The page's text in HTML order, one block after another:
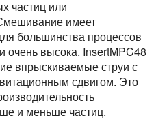
частиц или
имеет
большинства процессов
очень высока. InsertMPC48
впрыскиваемые струи с
сдвигом. Это
и меньше частиц.